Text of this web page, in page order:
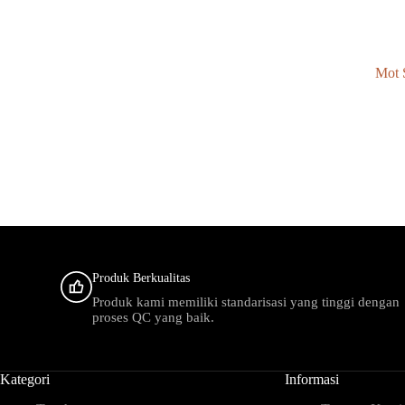
Mot
Produk Berkualitas
Produk kami memiliki standarisasi yang tinggi dengan
proses QC yang baik.
Kategori
Informasi